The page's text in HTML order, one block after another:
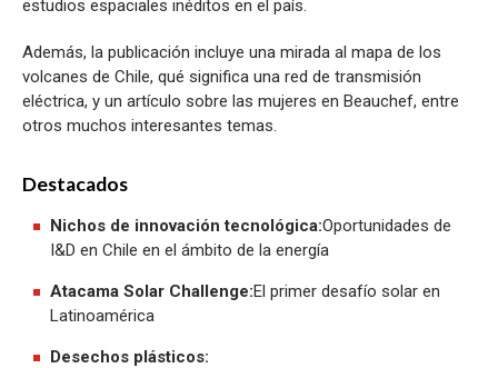
estudios espaciales inéditos en el país.
Además, la publicación incluye una mirada al mapa de los
volcanes de Chile, qué significa una red de transmisión
eléctrica, y un artículo sobre las mujeres en Beauchef, entre
otros muchos interesantes temas.
Destacados
Nichos de innovación tecnológica:Oportunidades de
I&D en Chile en el ámbito de la energía
Atacama Solar Challenge:El primer desafío solar en
Latinoamérica
Desechos plásticos: